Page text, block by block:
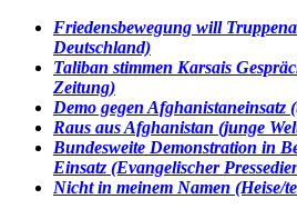
Friedensbewegung will
Deutschland)
Taliban stimmen Karsais
Zeitung)
Demo gegen Afghanistaneinsatz
Raus aus Afghanistan (junge
Bundesweite Demonstration in
Einsatz (Evangelischer
Nicht in meinem Namen (Heise/